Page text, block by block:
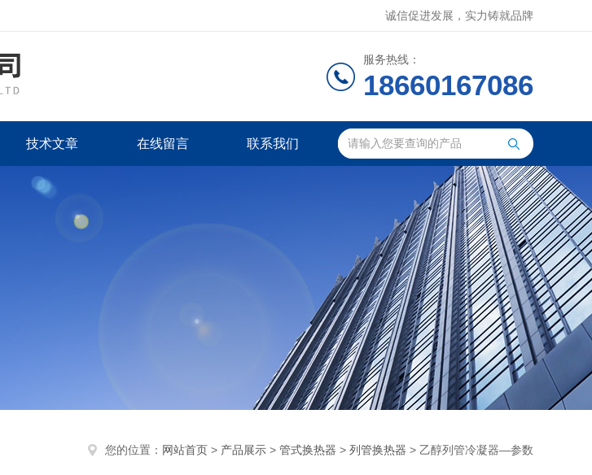
诚信促进发展，实力铸就品牌
服务热线：
18660167086
技术文章 在线留言 联系我们
您的位置： 网站首页 > 产品展示 > 管式换热器 > 列管换热器 > 乙醇列管冷凝器—参数